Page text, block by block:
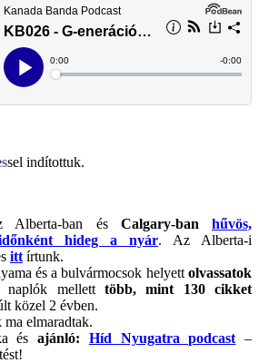
ssel indítottuk.
Alberta-ban és Calgary-banhűvös,
hideg a nyár. Az Alberta-i
itt írtunk.
és a bulvármocsok helyett olvassatok
naplók mellett több, mint 130 cikket
közel 2 évben.
elmaradtak.
ésajánló: Híd Nyugatra podcast –